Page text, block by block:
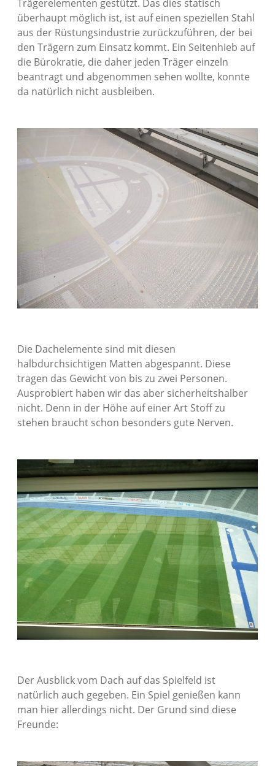
Trägerelementen gestützt. Das dies statisch
überhaupt möglich ist, ist auf einen speziellen Stahl
aus der Rüstungsindustrie zurückzuführen, der bei
den Trägern zum Einsatz kommt. Ein Seitenhieb auf
die Bürokratie, die daher jeden Träger einzeln
beantragt und abgenommen sehen wollte, konnte
da natürlich nicht ausbleiben.
Die Dachelemente sind mit diesen
halbdurchsichtigen Matten abgespannt. Diese
tragen das Gewicht von bis zu zwei Personen.
Ausprobiert haben wir das aber sicherheitshalber
nicht. Denn in der Höhe auf einer Art Stoff zu
stehen braucht schon besonders gute Nerven.
Der Ausblick vom Dach auf das Spielfeld ist
natürlich auch gegeben. Ein Spiel genießen kann
man hier allerdings nicht. Der Grund sind diese
Freunde: